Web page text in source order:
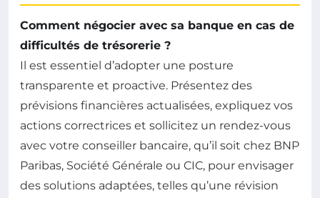
Comment négocier avec sa banque en cas de
difficultés de trésorerie ?
Il est essentiel d’adopter une posture
transparente et proactive. Présentez des
prévisions financières actualisées, expliquez vos
actions correctrices et sollicitez un rendez-vous
avec votre conseiller bancaire, qu’il soit chez BNP
Paribas, Société Générale ou CIC, pour envisager
des solutions adaptées, telles qu’une révision